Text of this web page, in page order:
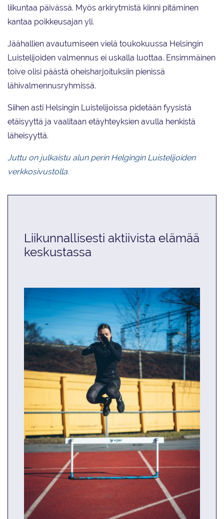
liikuntaa päivässä. Myös arkirytmistä kiinni pitäminen
kantaa poikkeusajan yli.
Jäähallien avautumiseen vielä toukokuussa Helsingin
Luistelijoiden valmennus ei uskalla luottaa. Ensimmäinen
toive olisi päästä oheisharjoituksiin pienissä
lähivalmennusryhmissä.
Siihen asti Helsingin Luistelijoissa pidetään fyysistä
etäisyyttä ja vaalitaan etäyhteyksien avulla henkistä
läheisyyttä.
Juttu on julkaistu alun perin Helgingin Luistelijoiden
verkkosivustolla.
Liikunnallisesti aktiivista elämää
keskustassa